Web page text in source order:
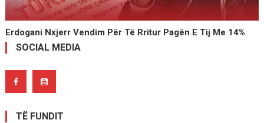
Erdogani Nxjerr Vendim Për Të Rritur Pagën E Tij Me 14%
SOCIAL MEDIA
TË FUNDIT